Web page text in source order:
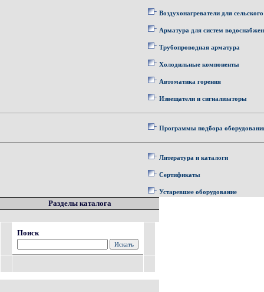
Воздухонагреватели для
Арматура для систем
Трубопроводная арматура
Холодильные компоненты
Автоматика горения
Извещатели и сигнализаторы
Программы подбора
Литература и каталоги
Сертификаты
Устаревшее оборудование
Разделы каталога
Поиск